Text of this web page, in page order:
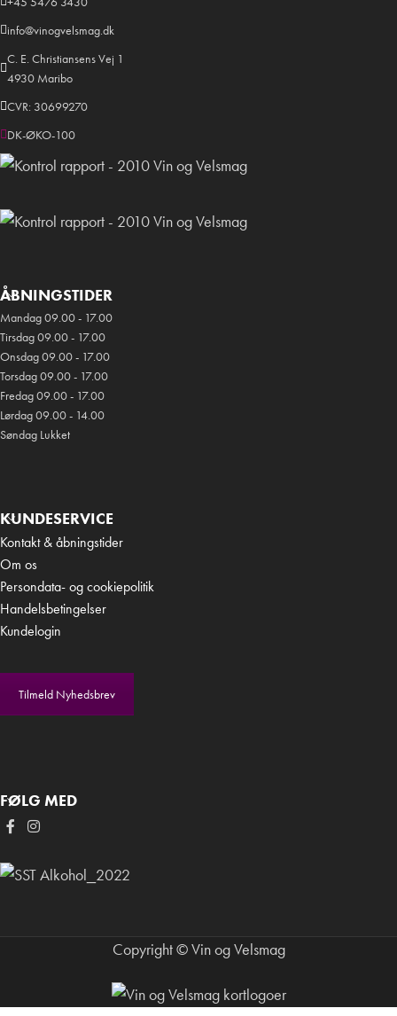
info@vinogvelsmag.dk
C. E. Christiansens Vej 1
4930 Maribo
CVR: 30699270
DK-ØKO-100
ÅBNINGSTIDER
Mandag 09.00 - 17.00
Tirsdag 09.00 - 17.00
Onsdag 09.00 - 17.00
Torsdag 09.00 - 17.00
Fredag 09.00 - 17.00
Lørdag 09.00 - 14.00
Søndag Lukket
KUNDESERVICE
Kontakt & åbningstider
Om os
Persondata- og cookiepolitik
Handelsbetingelser
Kundelogin
Tilmeld Nyhedsbrev
FØLG MED
Copyright © Vin og Velsmag